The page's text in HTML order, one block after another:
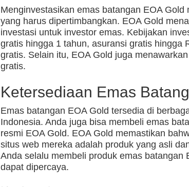
Menginvestasikan emas batangan EOA
yang harus dipertimbangkan. EOA Gold
investasi untuk investor emas. Kebijakan
gratis hingga 1 tahun, asuransi gratis hingga
gratis. Selain itu, EOA Gold juga
gratis.
Ketersediaan Emas
Emas batangan EOA Gold tersedia di
Indonesia. Anda juga bisa membeli emas
resmi EOA Gold. EOA Gold memastikan
situs web mereka adalah produk yang asli
Anda selalu membeli produk emas batangan
dapat dipercaya.